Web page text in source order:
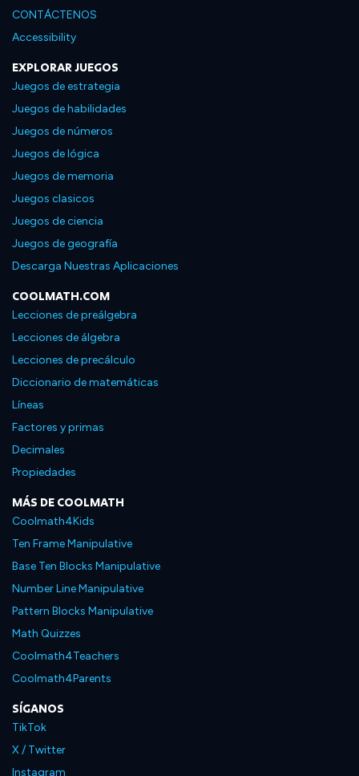
CONTÁCTENOS
Accessibility
EXPLORAR JUEGOS
Juegos de estrategia
Juegos de habilidades
Juegos de números
Juegos de lógica
Juegos de memoria
Juegos clasicos
Juegos de ciencia
Juegos de geografía
Descarga Nuestras Aplicaciones
COOLMATH.COM
Lecciones de preálgebra
Lecciones de álgebra
Lecciones de precálculo
Diccionario de matemáticas
Líneas
Factores y primas
Decimales
Propiedades
MÁS DE COOLMATH
Coolmath4Kids
Ten Frame Manipulative
Base Ten Blocks Manipulative
Number Line Manipulative
Pattern Blocks Manipulative
Math Quizzes
Coolmath4Teachers
Coolmath4Parents
SÍGANOS
TikTok
X / Twitter
Instagram